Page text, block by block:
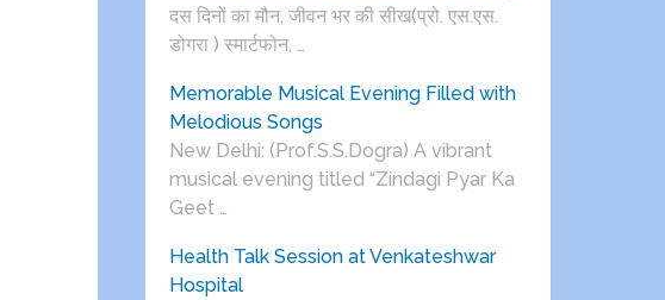
दस दिनों का मौन, जीवन भर की सीख(प्रो. एस.एस.
डोगरा ) स्मार्टफोन, …
Memorable Musical Evening Filled with
Melodious Songs
New Delhi: (Prof.S.S.Dogra) A vibrant
musical evening titled “Zindagi Pyar Ka
Geet …
Health Talk Session at Venkateshwar
Hospital